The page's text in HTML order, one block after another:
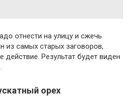
отнести на улицу и сжечь
из самых старых заговоров,
действие. Результат будет виден
орех